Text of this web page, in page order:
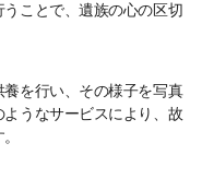
ことで、遺族の心の区切
を行い、その様子を写真
うなサービスにより、故